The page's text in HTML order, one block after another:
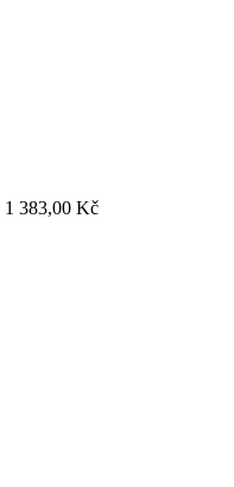
1 383,00 Kč